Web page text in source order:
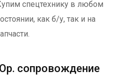
спецтехнику в любом
как б/у, так и на
сопровождение